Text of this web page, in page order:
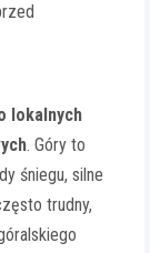
lokalnych
. Góry to
śniegu, silne
trudny,